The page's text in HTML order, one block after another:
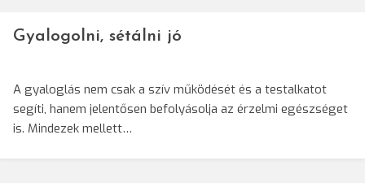
Gyalogolni, sétálni jó
A gyaloglás nem csak a szív működését és a testalkatot
segíti, hanem jelentősen befolyásolja az érzelmi egészséget
is. Mindezek mellett…